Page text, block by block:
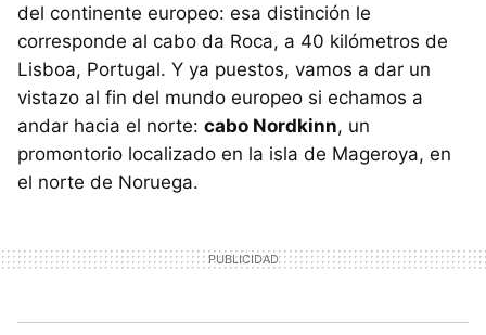
del continente europeo: esa distinción le
corresponde al cabo da Roca, a 40 kilómetros de
Lisboa, Portugal. Y ya puestos, vamos a dar un
vistazo al fin del mundo europeo si echamos a
andar hacia el norte: cabo Nordkinn, un
promontorio localizado en la isla de Mageroya, en
el norte de Noruega.